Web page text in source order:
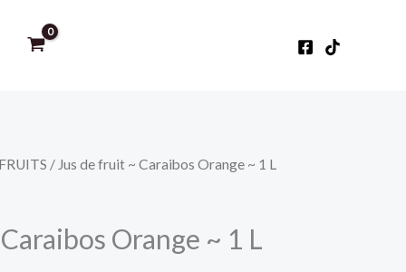
/ Jus de fruit ~ Caraibos Orange ~ 1 L
Orange ~ 1 L